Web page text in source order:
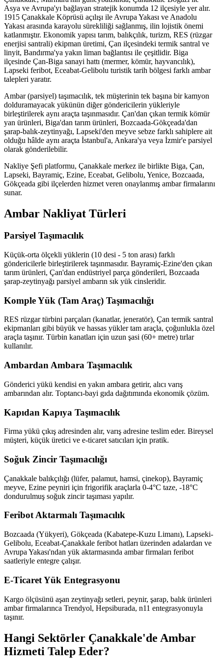
Asya ve Avrupa'yı bağlayan stratejik konumda 12 ilçesiyle yer alır.
1915 Çanakkale Köprüsü açılışı ile Avrupa Yakası ve Anadolu
Yakası arasında karayolu sürekliliği sağlanmış, ilin lojistik önemi
katlanmıştır. Ekonomik yapısı tarım, balıkçılık, turizm, RES (rüzgar
enerjisi santrali) ekipman üretimi, Çan ilçesindeki termik santral ve
linyit, Bandırma'ya yakın liman bağlantısı ile çeşitlidir. Biga
ilçesinde Çan-Biga sanayi hattı (mermer, kömür, hayvancılık),
Lapseki feribot, Eceabat-Gelibolu turistik tarih bölgesi farklı ambar
talepleri yaratır.
Ambar (parsiyel) taşımacılık, tek müşterinin tek başına bir kamyon
dolduramayacak yükünün diğer göndericilerin yükleriyle
birleştirilerek aynı araçta taşınmasıdır. Çan'dan çıkan termik kömür
yan ürünleri, Biga'dan tarım ürünleri, Bozcaada-Gökçeada'dan
şarap-balık-zeytinyağı, Lapseki'den meyve sebze farklı sahiplere ait
olduğu hâlde aynı araçta İstanbul'a, Ankara'ya veya İzmir'e parsiyel
olarak gönderilebilir.
Nakliye Şefi platformu, Çanakkale merkez ile birlikte Biga, Çan,
Lapseki, Bayramiç, Ezine, Eceabat, Gelibolu, Yenice, Bozcaada,
Gökçeada gibi ilçelerden hizmet veren onaylanmış ambar firmalarını
sunar.
Ambar Nakliyat Türleri
Parsiyel Taşımacılık
Küçük-orta ölçekli yüklerin (10 desi - 5 ton arası) farklı
göndericilerle birleştirilerek taşınmasıdır. Bayramiç-Ezine'den çıkan
tarım ürünleri, Çan'dan endüstriyel parça gönderileri, Bozcaada
şarap-zeytinyağı parsiyel ambarın sık yük cinsleridir.
Komple Yük (Tam Araç) Taşımacılığı
RES rüzgar türbini parçaları (kanatlar, jeneratör), Çan termik santral
ekipmanları gibi büyük ve hassas yükler tam araçla, çoğunlukla özel
araçla taşınır. Türbin kanatları için uzun şasi (60+ metre) tırlar
kullanılır.
Ambardan Ambara Taşımacılık
Gönderici yükü kendisi en yakın ambara getirir, alıcı varış
ambarından alır. Toptancı-bayi gıda dağıtımında ekonomik çözüm.
Kapıdan Kapıya Taşımacılık
Firma yükü çıkış adresinden alır, varış adresine teslim eder. Bireysel
müşteri, küçük üretici ve e-ticaret satıcıları için pratik.
Soğuk Zincir Taşımacılığı
Çanakkale balıkçılığı (lüfer, palamut, hamsi, çinekop), Bayramiç
meyve, Ezine peyniri için frigorifik araçlarla 0-4°C taze, -18°C
dondurulmuş soğuk zincir taşıması yapılır.
Feribot Aktarmalı Taşımacılık
Bozcaada (Yükyeri), Gökçeada (Kabatepe-Kuzu Limanı), Lapseki-
Gelibolu, Eceabat-Çanakkale feribot hatları üzerinden adalardan ve
Avrupa Yakası'ndan yük aktarmasında ambar firmaları feribot
saatleriyle entegre çalışır.
E-Ticaret Yük Entegrasyonu
Kargo ölçüsünü aşan zeytinyağı setleri, peynir, şarap, balık ürünleri
ambar firmalarınca Trendyol, Hepsiburada, n11 entegrasyonuyla
taşınır.
Hangi Sektörler Çanakkale'de Ambar
Hizmeti Talep Eder?